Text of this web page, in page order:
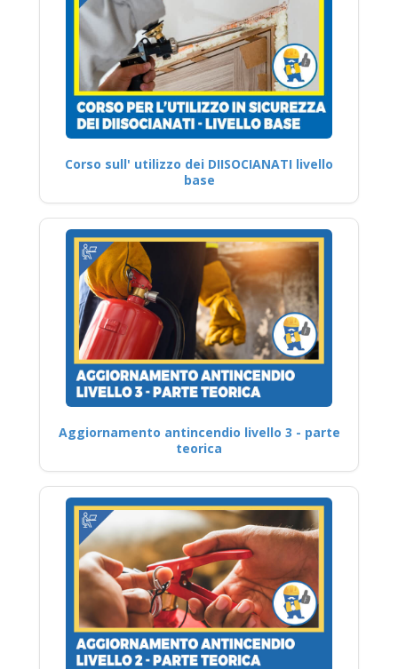
Corso sull' utilizzo dei DIISOCIANATI livello
base
Aggiornamento antincendio livello 3 - parte
teorica